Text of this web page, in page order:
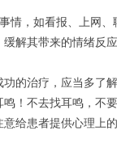
情，如看报、上网
解其带来的情绪反
的治疗，应当多了
！不去找耳鸣，不
给患者提供心理上